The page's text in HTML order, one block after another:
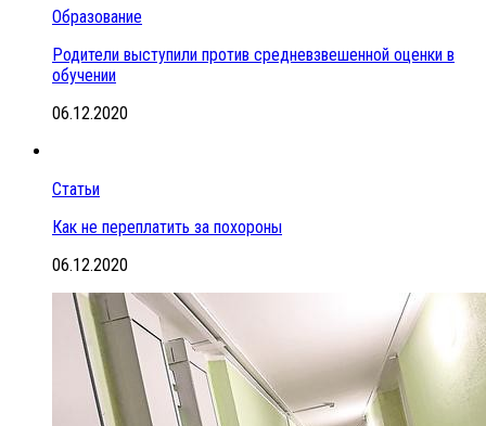
Образование
Родители выступили против средневзвешенной оценки в
обучении
06.12.2020
Статьи
Как не переплатить за похороны
06.12.2020